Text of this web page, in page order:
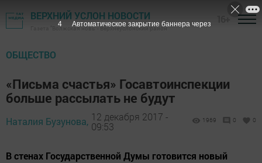
ВЕРХНИЙ УСЛОН НОВОСТИ
Газета "Волжская новь" - Верхнеуслонский район
ОБЩЕСТВО
«Письма счастья» Госавтоинспекции
больше рассылать не будут
Наталия Бузунова, 12 декабря 2017 -
09:53
1969 0 0
В стенах Государственной Думы готовится новый
3 Автоматическое закрытие баннера через